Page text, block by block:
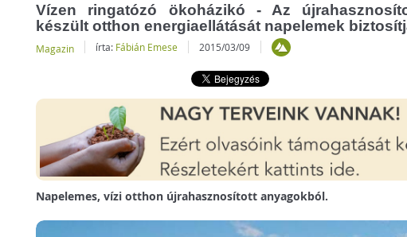
Vízen ringatózó ökoházikó - Az
készült otthon energiaellátását napelemek
Magazin írta: Fábián Emese 2015/03/09
Napelemes, vízi otthon újrahasznosított anyagokból.